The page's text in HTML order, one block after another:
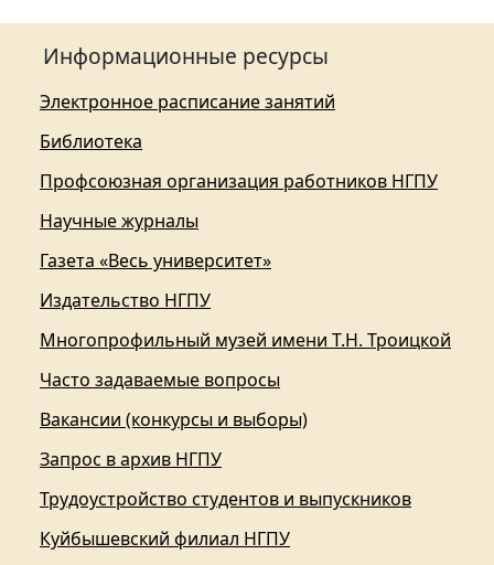
Информационные ресурсы
Электронное расписание занятий
Библиотека
Профсоюзная организация работников НГПУ
Научные журналы
Газета «Весь университет»
Издательство НГПУ
Многопрофильный музей имени Т.Н. Троицкой
Часто задаваемые вопросы
Вакансии (конкурсы и выборы)
Запрос в архив НГПУ
Трудоустройство студентов и выпускников
Куйбышевский филиал НГПУ